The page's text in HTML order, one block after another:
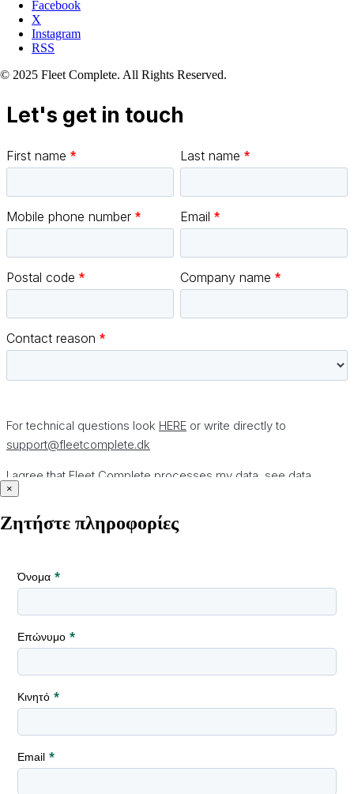
Facebook
X
Instagram
RSS
© 2025 Fleet Complete. All Rights Reserved.
×
Ζητήστε πληροφορίες